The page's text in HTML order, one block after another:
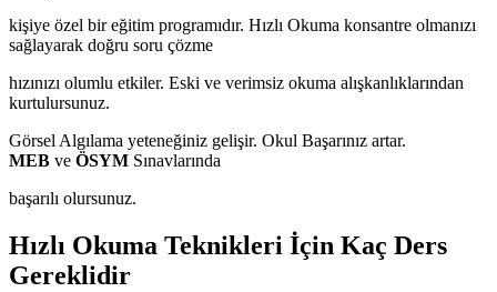
kişiye özel bir eğitim programıdır. Hızlı Okuma konsantre olmanızı
sağlayarak doğru soru çözme
hızınızı olumlu etkiler. Eski ve verimsiz okuma alışkanlıklarından
kurtulursunuz.
Görsel Algılama yeteneğiniz gelişir. Okul Başarınız artar.
MEB ve ÖSYM Sınavlarında
başarılı olursunuz.
Hızlı Okuma Teknikleri İçin Kaç Ders
Gereklidir